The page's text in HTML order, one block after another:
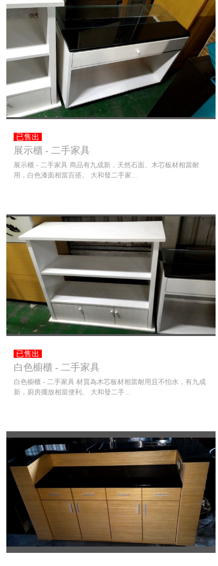
已售出
展示櫃 - 二手家具
展示櫃 - 二手家具 商品有九成新，天然石面、木芯板材相當耐
用，白色漆面相當百搭。 大和發二手家...
已售出
白色櫥櫃 - 二手家具
白色櫥櫃 - 二手家具 材質為木芯板材相當耐用且不怕水，有九成
新，廚房擺放相當便利。 大和發二手...